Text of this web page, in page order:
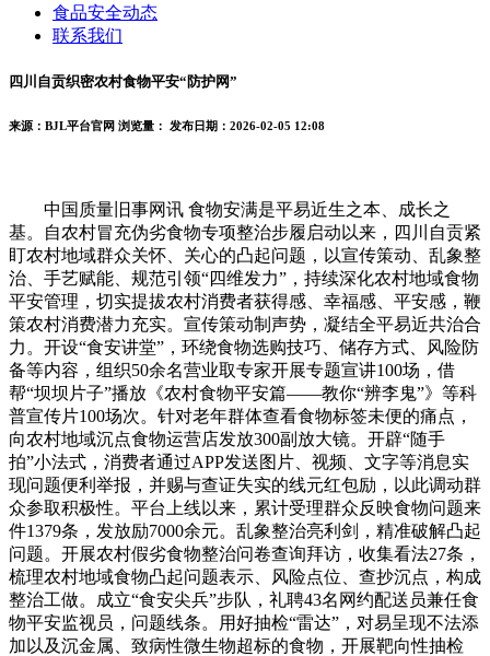
食品安全动态
联系我们
四川自贡织密农村食物平安“防护网”
来源：BJL平台官网 浏览量： 发布日期：2026-02-05 12:08
中国质量旧事网讯 食物安满是平易近生之本、成长之
基。自农村冒充伪劣食物专项整治步履启动以来，四川自贡紧
盯农村地域群众关怀、关心的凸起问题，以宣传策动、乱象整
治、手艺赋能、规范引领“四维发力”，持续深化农村地域食物
平安管理，切实提拔农村消费者获得感、幸福感、平安感，鞭
策农村消费潜力充实。宣传策动制声势，凝结全平易近共治合
力。开设“食安讲堂”，环绕食物选购技巧、储存方式、风险防
备等内容，组织50余名营业取专家开展专题宣讲100场，借
帮“坝坝片子”播放《农村食物平安篇——教你“辨李鬼”》等科
普宣传片100场次。针对老年群体查看食物标签未便的痛点，
向农村地域沉点食物运营店发放300副放大镜。开辟“随手
拍”小法式，消费者通过APP发送图片、视频、文字等消息实
现问题便利举报，并赐与查证失实的线元红包励，以此调动群
众参取积极性。平台上线以来，累计受理群众反映食物问题来
件1379条，发放励7000余元。乱象整治亮利剑，精准破解凸起
问题。开展农村假劣食物整治问卷查询拜访，收集看法27条，
梳理农村地域食物凸起问题表示、风险点位、查抄沉点，构成
整治工做。成立“食安尖兵”步队，礼聘43名网约配送员兼任食
物平安监视员，问题线条。用好抽检“雷达”，对易呈现不法添
加以及沉金属、致病性微生物超标的食物，开展靶向性抽检